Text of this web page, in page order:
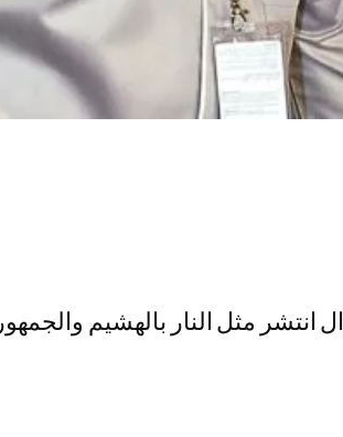
انتشر مثل النار بالهشيم